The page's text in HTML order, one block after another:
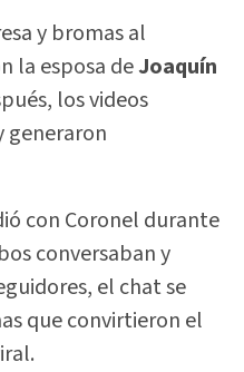
y bromas al
la esposa deJoaquín
los videos
generaron
con Coronel durante
conversaban y
el chat se
que convirtieron el